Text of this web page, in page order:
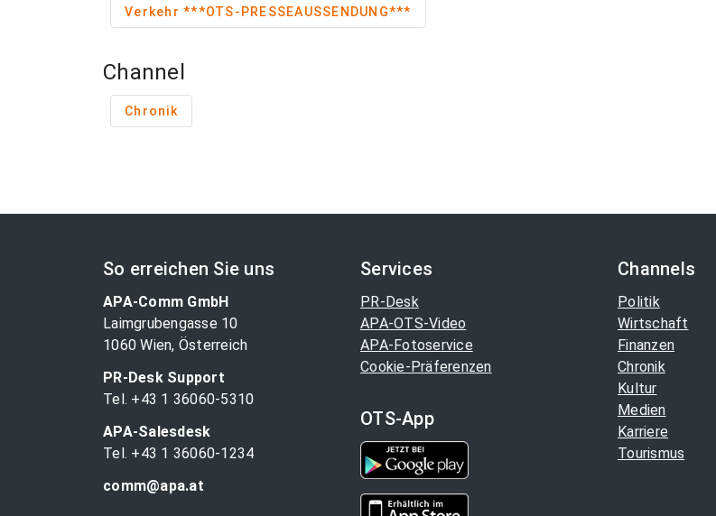
Verkehr ***OTS-PRESSEAUSSENDUNG***
Channel
Chronik
So erreichen Sie uns
APA-Comm GmbH
Laimgrubengasse 10
1060 Wien, Österreich
PR-Desk Support
Tel. +43 1 36060-5310
APA-Salesdesk
Tel. +43 1 36060-1234
comm@apa.at
Services
PR-Desk
APA-OTS-Video
APA-Fotoservice
Cookie-Präferenzen
OTS-App
Channels
Politik
Wirtschaft
Finanzen
Chronik
Kultur
Medien
Karriere
Tourismus